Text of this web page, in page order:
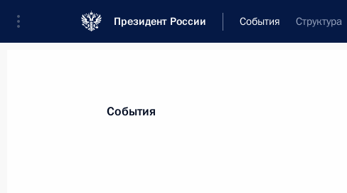
Президент России События Структура
События